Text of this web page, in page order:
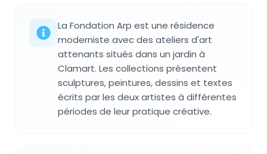
La Fondation Arp est une résidence
moderniste avec des ateliers d'art
attenants situés dans un jardin à
Clamart. Les collections présentent
sculptures, peintures, dessins et textes
écrits par les deux artistes à différentes
périodes de leur pratique créative.